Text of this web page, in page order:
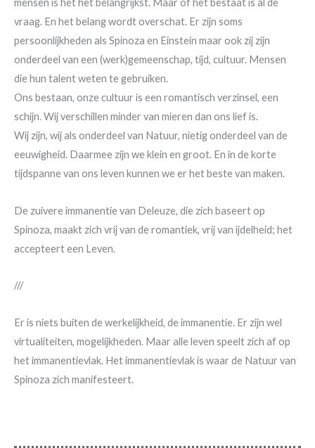
mensen is het het belangrijkst. Maar of het bestaat is al de
vraag. En het belang wordt overschat. Er zijn soms
persoonlijkheden als Spinoza en Einstein maar ook zij zijn
onderdeel van een (werk)gemeenschap, tijd, cultuur. Mensen
die hun talent weten te gebruiken.
Ons bestaan, onze cultuur is een romantisch verzinsel, een
schijn. Wij verschillen minder van mieren dan ons lief is.
Wij zijn, wij als onderdeel van Natuur, nietig onderdeel van de
eeuwigheid. Daarmee zijn we klein en groot. En in de korte
tijdspanne van ons leven kunnen we er het beste van maken.
De zuivere immanentie van Deleuze, die zich baseert op
Spinoza, maakt zich vrij van de romantiek, vrij van ijdelheid; het
accepteert een Leven.
///
Er is niets buiten de werkelijkheid, de immanentie. Er zijn wel
virtualiteiten, mogelijkheden. Maar alle leven speelt zich af op
het immanentievlak. Het immanentievlak is waar de Natuur van
Spinoza zich manifesteert.